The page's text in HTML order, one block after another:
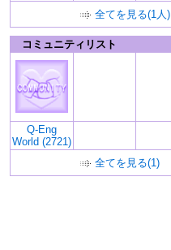
全てを見る(1人)
コミュニティリスト
Q-Eng
World (2721)
全てを見る(1)